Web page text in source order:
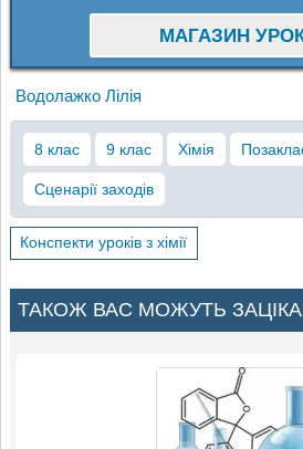
МАГАЗИН
Водолажко Лілія
8 клас 9 клас Хімія
Сценарії заходів
Конспекти уроків з хімії
ТАКОЖ ВАС МОЖУТЬ